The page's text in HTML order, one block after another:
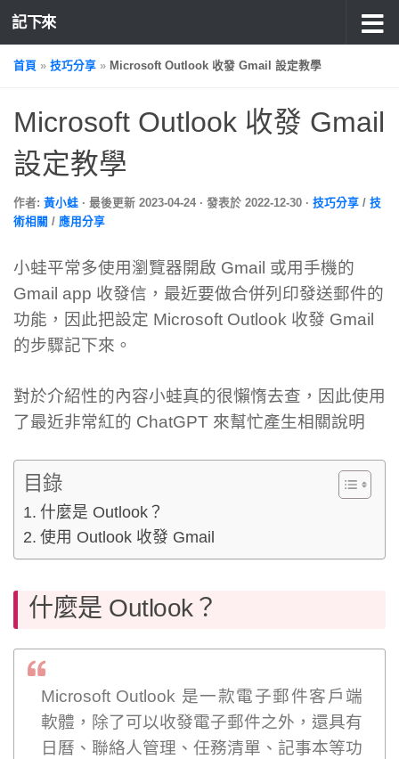
記下來
首頁 » 技巧分享 » Microsoft Outlook 收發 Gmail 設定教學
Microsoft Outlook 收發 Gmail
設定教學
作者: 黃小蛙 · 最後更新 2023-04-24 · 發表於 2022-12-30 · 技巧分享 / 技
術相關 / 應用分享
小蛙平常多使用瀏覽器開啟 Gmail 或用手機的
Gmail app 收發信，最近要做合併列印發送郵件的
功能，因此把設定 Microsoft Outlook 收發 Gmail
的步驟記下來。
對於介紹性的內容小蛙真的很懶惰去查，因此使用
了最近非常紅的 ChatGPT 來幫忙產生相關說明
目錄
什麼是 Outlook？
使用 Outlook 收發 Gmail
什麼是 Outlook？
Microsoft Outlook 是一款電子郵件客戶端
軟體，除了可以收發電子郵件之外，還具有
日曆、聯絡人管理、任務清單、記事本等功